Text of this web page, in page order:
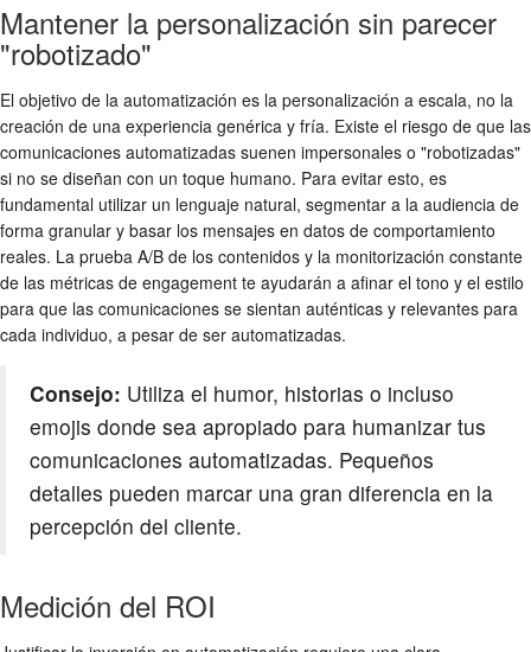
Mantener la personalización sin parecer
"robotizado"
El objetivo de la automatización es la personalización a escala, no la
creación de una experiencia genérica y fría. Existe el riesgo de que las
comunicaciones automatizadas suenen impersonales o "robotizadas"
si no se diseñan con un toque humano. Para evitar esto, es
fundamental utilizar un lenguaje natural, segmentar a la audiencia de
forma granular y basar los mensajes en datos de comportamiento
reales. La prueba A/B de los contenidos y la monitorización constante
de las métricas de engagement te ayudarán a afinar el tono y el estilo
para que las comunicaciones se sientan auténticas y relevantes para
cada individuo, a pesar de ser automatizadas.
Consejo: Utiliza el humor, historias o incluso
emojis donde sea apropiado para humanizar tus
comunicaciones automatizadas. Pequeños
detalles pueden marcar una gran diferencia en la
percepción del cliente.
Medición del ROI